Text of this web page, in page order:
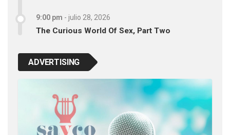
9:00 pm - julio 28, 2026
The Curious World Of Sex, Part Two
ADVERTISING